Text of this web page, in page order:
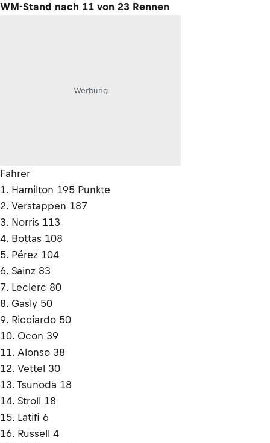
WM-Stand nach 11 von 23 Rennen
Werbung
Fahrer
1. Hamilton 195 Punkte
2. Verstappen 187
3. Norris 113
4. Bottas 108
5. Pérez 104
6. Sainz 83
7. Leclerc 80
8. Gasly 50
9. Ricciardo 50
10. Ocon 39
11. Alonso 38
12. Vettel 30
13. Tsunoda 18
14. Stroll 18
15. Latifi 6
16. Russell 4